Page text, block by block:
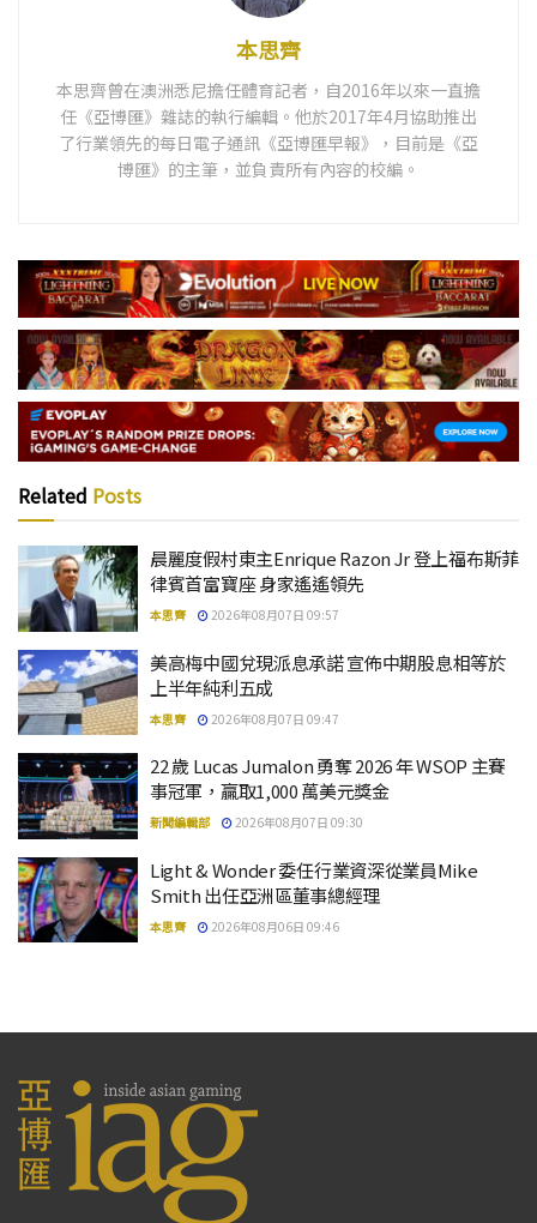
本思齊
本思齊曾在澳洲悉尼擔任體育記者，自2016年以來一直擔
任《亞博匯》雜誌的執行編輯。他於2017年4月協助推出
了行業領先的每日電子通訊《亞博匯早報》，目前是《亞
博匯》的主筆，並負責所有內容的校編。
Related Posts
晨麗度假村東主Enrique Razon Jr 登上福布斯菲
律賓首富寶座 身家遙遙領先
本思齊 2026年08月07日 09:57
美高梅中國兌現派息承諾 宣佈中期股息相等於
上半年純利五成
本思齊 2026年08月07日 09:47
22 歲 Lucas Jumalon 勇奪 2026 年 WSOP 主賽
事冠軍，贏取1,000 萬美元獎金
新聞編輯部 2026年08月07日 09:30
Light & Wonder 委任行業資深從業員Mike
Smith 出任亞洲區董事總經理
本思齊 2026年08月06日 09:46